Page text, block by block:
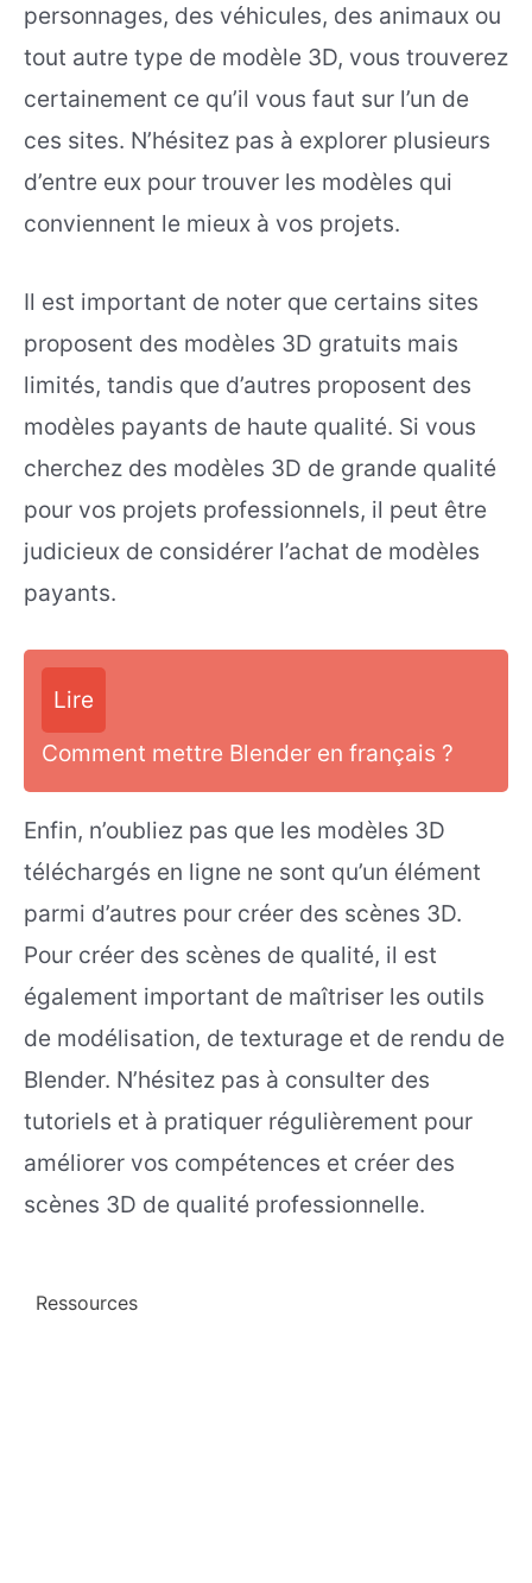
personnages, des véhicules, des animaux ou
tout autre type de modèle 3D, vous trouverez
certainement ce qu’il vous faut sur l’un de
ces sites. N’hésitez pas à explorer plusieurs
d’entre eux pour trouver les modèles qui
conviennent le mieux à vos projets.
Il est important de noter que certains sites
proposent des modèles 3D gratuits mais
limités, tandis que d’autres proposent des
modèles payants de haute qualité. Si vous
cherchez des modèles 3D de grande qualité
pour vos projets professionnels, il peut être
judicieux de considérer l’achat de modèles
payants.
Lire
Comment mettre Blender en français ?
Enfin, n’oubliez pas que les modèles 3D
téléchargés en ligne ne sont qu’un élément
parmi d’autres pour créer des scènes 3D.
Pour créer des scènes de qualité, il est
également important de maîtriser les outils
de modélisation, de texturage et de rendu de
Blender. N’hésitez pas à consulter des
tutoriels et à pratiquer régulièrement pour
améliorer vos compétences et créer des
scènes 3D de qualité professionnelle.
Ressources